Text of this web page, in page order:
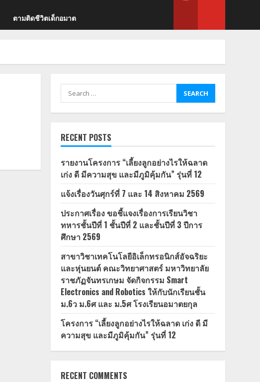
ตามติดชีวิตเด็กอมาต
Search
for:
RECENT POSTS
รายงานโครงการ “เลี้ยงลูกอย่างไรให้ฉลาด
เก่ง ดี มีความสุข และมีภูมิคุ้มกัน” รุ่นที่ 12
แจ้งเรื่องวันศุกร์ที่ 7 และ 14 สิงหาคม 2569
ประกาศเรื่อง ขอชี้แจงเรื่องการเรียนวิชา
ทหารชั้นปีที่ 1 ชั้นปีที่ 2 และชั้นปีที่ 3 ปีการ
ศึกษา 2569
สาขาวิชาเทคโนโลยีอิเล็กทรอนิกส์อัจฉริยะ
และหุ่นยนต์ คณะวิทยาศาสตร์ มหาวิทยาลัย
ราชภัฏจันทรเกษม จัดกิจกรรม Smart
Electronics and Robotics ให้กับนักเรียนชั้น
ม.6ว ม.6ศ และ ม.5ศ โรงเรียนอมาตยกุล
โครงการ “เลี้ยงลูกอย่างไรให้ฉลาด เก่ง ดี มี
ความสุข และมีภูมิคุ้มกัน” รุ่นที่ 12
RECENT COMMENTS